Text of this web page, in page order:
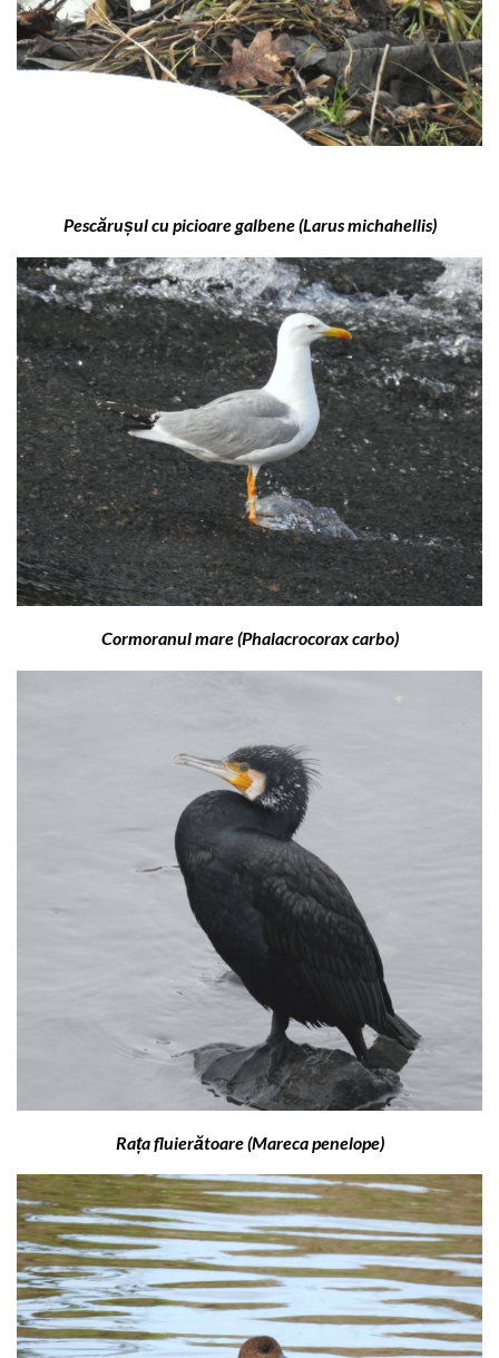
Pescărușul cu picioare galbene (Larus michahellis)
Cormoranul mare (Phalacrocorax carbo)
Rața fluierătoare (Mareca penelope)